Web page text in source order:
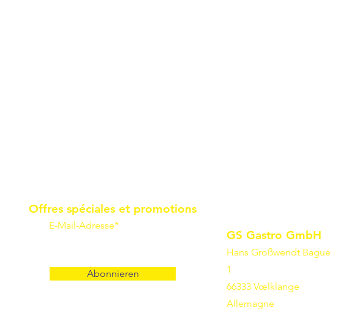
Offres spéciales et promotions
E-Mail-Adresse*
Abonnieren
GS Gastro GmbH
Hans Großwendt Bague
1
66333 Vœlklange
Allemagne